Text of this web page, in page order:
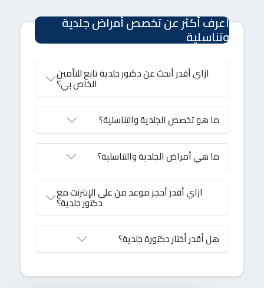
اعرف أكثر عن تخصص أمراض جلدية
وتناسلية
ازاي أقدر أبحث عن دكتور جلدية تابع للتأمين
الخاص بي؟
ما هو تخصص الجلدية والتناسلية؟
ما هي أمراض الجلدية والتناسلية؟
ازاي أقدر أحجز موعد من على الإنترنت مع
دكتور جلدية؟
هل أقدر أختار دكتورة جلدية؟